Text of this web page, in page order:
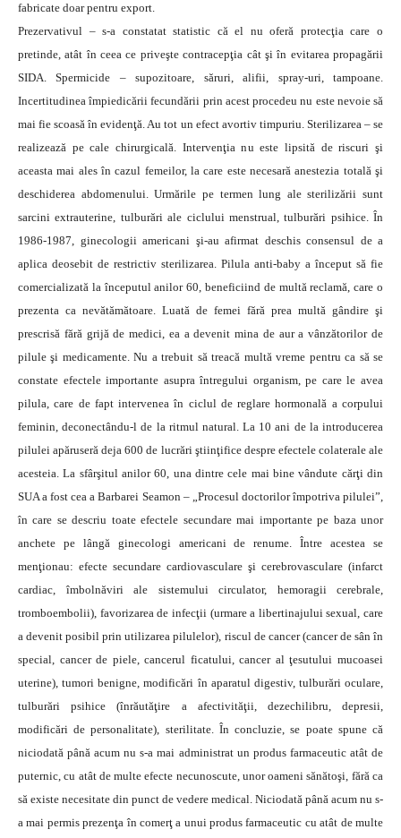
fabricate doar pentru export.
Prezervativul – s-a constatat statistic că el nu oferă protecţia care o
pretinde, atât în ceea ce priveşte contracepţia cât şi în evitarea propagării
SIDA. Spermicide – supozitoare, săruri, alifii, spray-uri, tampoane.
Incertitudinea împiedicării fecundării prin acest procedeu nu este nevoie să
mai fie scoasă în evidenţă. Au tot un efect avortiv timpuriu. Sterilizarea – se
realizează pe cale chirurgicală. Intervenţia nu este lipsită de riscuri şi
aceasta mai ales în cazul femeilor, la care este necesară anestezia totală şi
deschiderea abdomenului. Urmările pe termen lung ale sterilizării sunt
sarcini extrauterine, tulburări ale ciclului menstrual, tulburări psihice. În
1986-1987, ginecologii americani şi-au afirmat deschis consensul de a
aplica deosebit de restrictiv sterilizarea. Pilula anti-baby a început să fie
comercializată la începutul anilor 60, beneficiind de multă reclamă, care o
prezenta ca nevătămătoare. Luată de femei fără prea multă gândire şi
prescrisă fără grijă de medici, ea a devenit mina de aur a vânzătorilor de
pilule şi medicamente. Nu a trebuit să treacă multă vreme pentru ca să se
constate efectele importante asupra întregului organism, pe care le avea
pilula, care de fapt intervenea în ciclul de reglare hormonală a corpului
feminin, deconectându-l de la ritmul natural. La 10 ani de la introducerea
pilulei apăruseră deja 600 de lucrări ştiinţifice despre efectele colaterale ale
acesteia. La sfârşitul anilor 60, una dintre cele mai bine vândute cărţi din
SUA a fost cea a Barbarei Seamon – „Procesul doctorilor împotriva pilulei”,
în care se descriu toate efectele secundare mai importante pe baza unor
anchete pe lângă ginecologi americani de renume. Între acestea se
menţionau: efecte secundare cardiovasculare şi cerebrovasculare (infarct
cardiac, îmbolnăviri ale sistemului circulator, hemoragii cerebrale,
tromboembolii), favorizarea de infecţii (urmare a libertinajului sexual, care
a devenit posibil prin utilizarea pilulelor), riscul de cancer (cancer de sân în
special, cancer de piele, cancerul ficatului, cancer al ţesutului mucoasei
uterine), tumori benigne, modificări în aparatul digestiv, tulburări oculare,
tulburări psihice (înrăutăţire a afectivităţii, dezechilibru, depresii,
modificări de personalitate), sterilitate. În concluzie, se poate spune că
niciodată până acum nu s-a mai administrat un produs farmaceutic atât de
puternic, cu atât de multe efecte necunoscute, unor oameni sănătoşi, fără ca
să existe necesitate din punct de vedere medical. Niciodată până acum nu s-
a mai permis prezenţa în comerţ a unui produs farmaceutic cu atât de multe